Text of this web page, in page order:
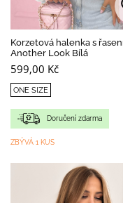
Korzetová halenka s
Another Look Bílá
599,00 Kč
ONE SIZE
Doručení zdarma
ZBÝVÁ 1 KUS